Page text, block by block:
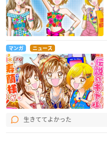
マンガ ニュース
生きててよかった